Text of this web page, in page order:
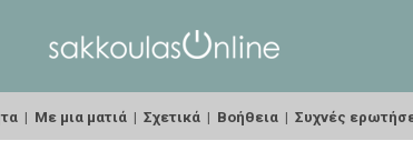
| Με μια ματιά | Σχετικά | Βοήθεια | Συχνές